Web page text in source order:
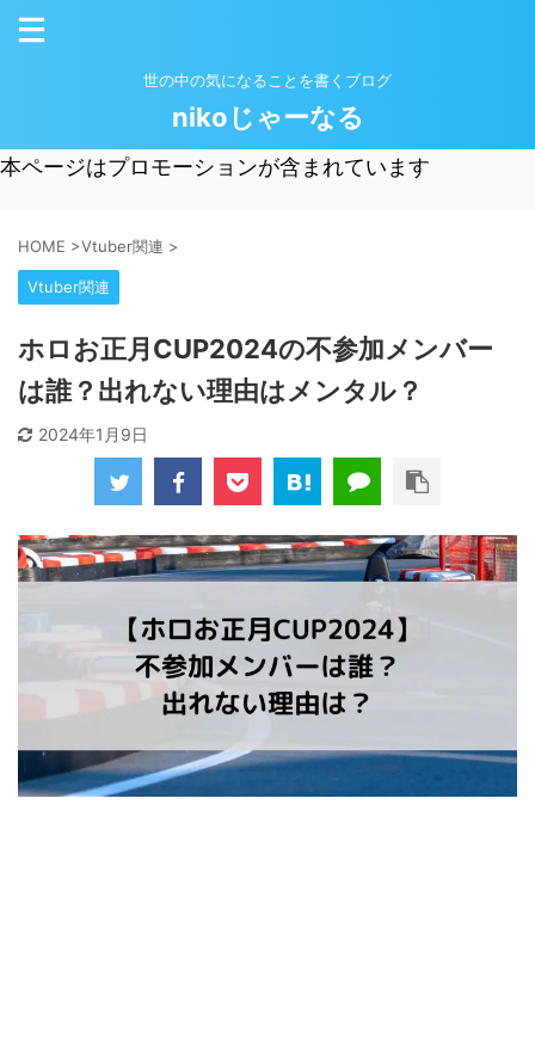
世の中の気になることを書くブログ
nikoじゃーなる
本ページはプロモーションが含まれています
HOME >Vtuber関連 >
Vtuber関連
ホロお正月CUP2024の不参加メンバー
は誰？出れない理由はメンタル？
2024年1月9日